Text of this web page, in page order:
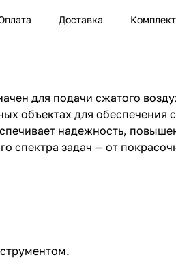
Доставка
для подачи сжатого
объектах для
надежность,
спектра задач — от